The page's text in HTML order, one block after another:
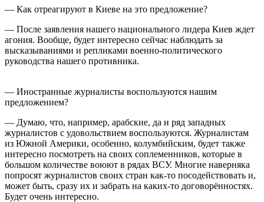
— Как отреагируют в Киеве на это предложение?
— После заявления нашего национального лидера Киев ждет
агония. Вообще, будет интересно сейчас наблюдать за
высказываниями и репликами военно-политического
руководства нашего противника.
— Иностранные журналисты воспользуются нашим
предложением?
— Думаю, что, например, арабские, да и ряд западных
журналистов с удовольствием воспользуются. Журналистам
из Южной Америки, особенно, колумбийским, будет также
интересно посмотреть на своих соплеменников, которые в
большом количестве воюют в рядах ВСУ. Многие наверняка
попросят журналистов своих стран как-то посодействовать и,
может быть, сразу их и забрать на каких-то договорённостях.
Будет очень интересно.